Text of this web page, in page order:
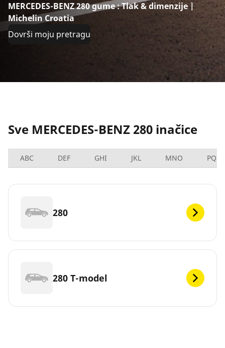
MERCEDES-BENZ 280 gume : Tlak & dimenzije |
Michelin Croatia
Dovrši moju pretragu
Sve MERCEDES-BENZ 280 inačice
ABC DEF GHI JKL MNO PQRS
280
280 T-model